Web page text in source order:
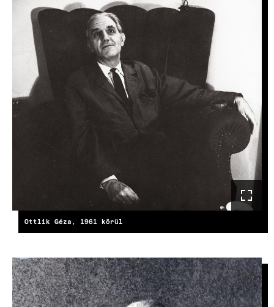
Ottlik Géza, 1961 körül
KÉP
KÉP